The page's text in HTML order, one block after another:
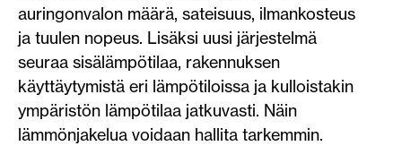
auringonvalon määrä, sateisuus, ilmankosteus
ja tuulen nopeus. Lisäksi uusi järjestelmä
seuraa sisälämpötilaa, rakennuksen
käyttäytymistä eri lämpötiloissa ja kulloistakin
ympäristön lämpötilaa jatkuvasti. Näin
lämmönjakelua voidaan hallita tarkemmin.